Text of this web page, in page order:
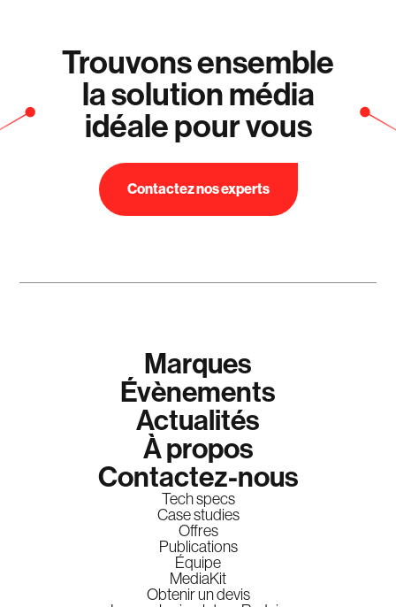
Trouvons ensemble
la solution média
idéale pour vous
Contactez nos experts
Marques
Évènements
Actualités
À propos
Contactez-nous
Tech specs
Case studies
Offres
Publications
Équipe
MediaKit
Obtenir un devis